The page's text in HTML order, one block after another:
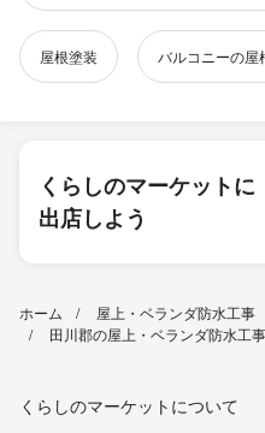
屋根塗装 バルコニーの屋
くらしのマーケットに
出店しよう
ホーム 屋上・ベランダ防水工事
田川郡の屋上・ベランダ防水工事
くらしのマーケットについて